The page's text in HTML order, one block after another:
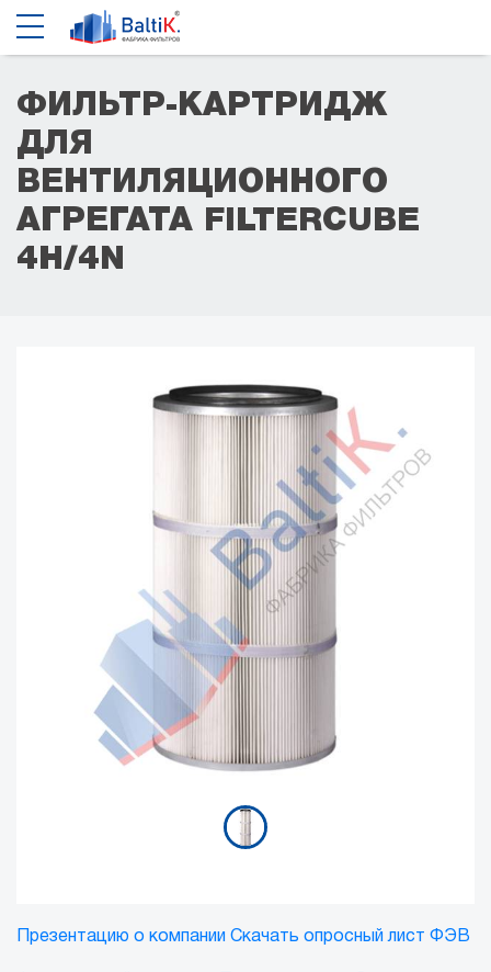
ФИЛЬТР-КАРТРИДЖ
ДЛЯ
ВЕНТИЛЯЦИОННОГО
АГРЕГАТА FILTERCUBE
4H/4N
Презентацию о компании Скачать опросный лист ФЭВ